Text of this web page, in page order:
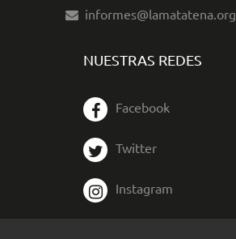
informes@lamatatena.org
NUESTRAS REDES
Facebook
Twitter
Instagram